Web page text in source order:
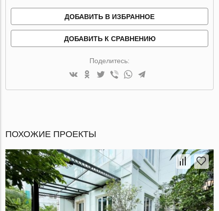
ДОБАВИТЬ В ИЗБРАННОЕ
ДОБАВИТЬ К СРАВНЕНИЮ
Поделитесь:
ПОХОЖИЕ ПРОЕКТЫ